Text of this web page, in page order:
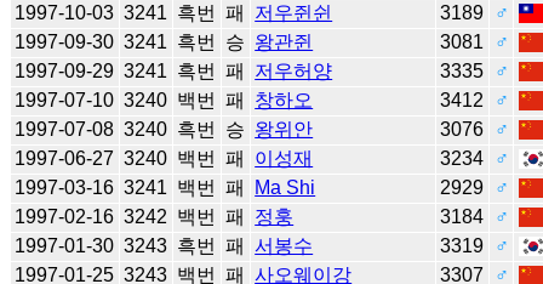
1997-10-03 3241 흑번 패 저우쥔쉰 3189
♂
1997-09-30 3241 흑번 승 왕관쥔 3081
♂
1997-09-29 3241 흑번 패 저우허양 3335
♂
1997-07-10 3240 백번 패 창하오 3412
♂
1997-07-08 3240 흑번 승 왕위안 3076
♂
1997-06-27 3240 백번 패 이성재 3234
♂
1997-03-16 3241 백번 패 Ma Shi 2929
♂
1997-02-16 3242 백번 패 정훙 3184
♂
1997-01-30 3243 흑번 패 서봉수 3319
♂
1997-01-25 3243 백번 패 사오웨이강 3307 ♂